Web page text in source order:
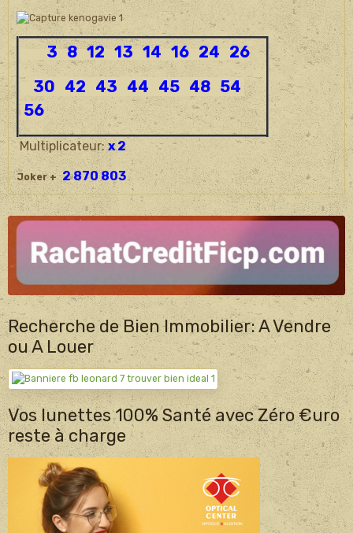
3 8 12 13 14 16 24 26
30 42 43 44 45 48 54
56
Multiplicateur:x 2
Joker + 2 870 803
Recherche de Bien Immobilier: A Vendre
ou A Louer
Vos lunettes 100% Santé avec Zéro €uro
reste à charge